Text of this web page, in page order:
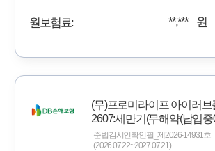
월보험료: **,*** 원
(무)프로미라이프 아이러
2607:세만기(무해약(납입
준법감시인확인필_제2026-14931호
(2026.07.22~2027.07.21)